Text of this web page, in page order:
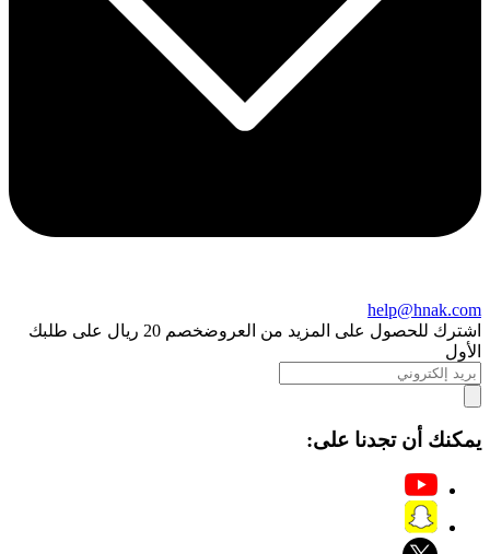
help@hnak.com
اشترك للحصول على المزيد من العروض
خصم 20 ريال على طلبك
الأول
يمكنك أن تجدنا على: